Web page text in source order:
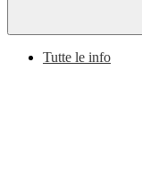
Tutte le info